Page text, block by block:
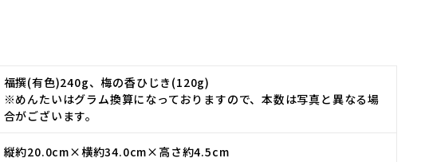
福撰(有色)240g、梅の香ひじき(120g)
※めんたいはグラム換算になっておりますので、本数は写真と異なる場
合がございます。
縦約20.0cm×横約34.0cm×高さ約4.5cm